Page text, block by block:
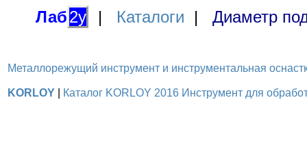
Лаб2у | Каталоги | Диаметр
Металлорежущий инструмент и инструментальная
KORLOY Каталог KORLOY 2016 Инструмент для